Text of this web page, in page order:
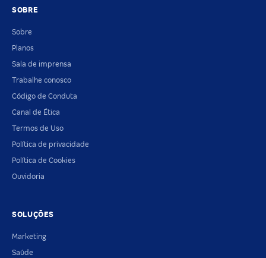
SOBRE
Sobre
Planos
Sala de imprensa
Trabalhe conosco
Código de Conduta
Canal de Ética
Termos de Uso
Política de privacidade
Política de Cookies
Ouvidoria
SOLUÇÕES
Marketing
Saúde